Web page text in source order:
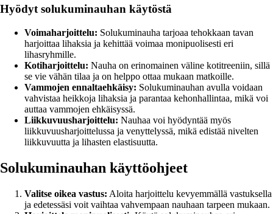
Hyödyt solukuminauhan käytöstä
Voimaharjoittelu: Solukuminauha tarjoaa tehokkaan tavan
harjoittaa lihaksia ja kehittää voimaa monipuolisesti eri
lihasryhmille.
Kotiharjoittelu: Nauha on erinomainen väline kotitreeniin, sillä
se vie vähän tilaa ja on helppo ottaa mukaan matkoille.
Vammojen ennaltaehkäisy: Solukuminauhan avulla voidaan
vahvistaa heikkoja lihaksia ja parantaa kehonhallintaa, mikä voi
auttaa vammojen ehkäisyssä.
Liikkuvuusharjoittelu: Nauhaa voi hyödyntää myös
liikkuvuusharjoittelussa ja venyttelyssä, mikä edistää nivelten
liikkuvuutta ja lihasten elastisuutta.
Solukuminauhan käyttöohjeet
Valitse oikea vastus: Aloita harjoittelu kevyemmällä vastuksella
ja edetessäsi voit vaihtaa vahvempaan nauhaan tarpeen mukaan.